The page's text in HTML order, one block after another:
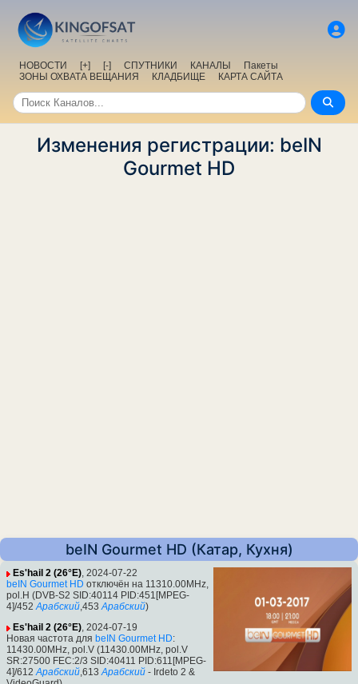
НОВОСТИ [+] [-] СПУТНИКИ КАНАЛЫ
Пакеты
ЗОНЫ ОХВАТА ВЕЩАНИЯ
КЛАДБИЩЕ КАРТА САЙТА
Изменения регистрации: beIN
Gourmet HD
beIN Gourmet HD (Катар, Кухня)
Es'hail 2 (26°E), 2024-07-22
beIN Gourmet HD отключён на 11310.00MHz,
pol.H (DVB-S2 SID:40114 PID:451[MPEG-
4]/452 Арабский,453 Арабский)
Es'hail 2 (26°E), 2024-07-19
Новая частота для beIN Gourmet HD:
11430.00MHz, pol.V (11430.00MHz, pol.V
SR:27500 FEC:2/3 SID:40411 PID:611[MPEG-
4]/612 Арабский,613 Арабский - Irdeto 2 &